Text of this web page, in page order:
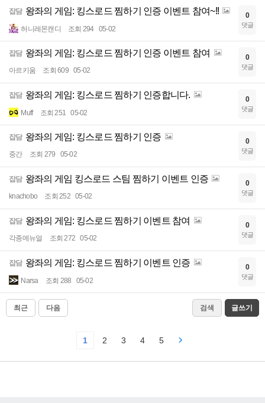
잡담 왕좌의 게임: 킹스로드 찜하기 인증 이벤트 참여~!!
허니레몬캔디 조회 294 05-02
0
댓글
잡담 왕좌의 게임: 킹스로드 찜하기 인증 이벤트 참여
아르키움 조회 609 05-02
0
댓글
잡담 왕좌의 게임: 킹스로드 찜하기 인증합니다.
Muff 조회 251 05-02
0
댓글
잡담 왕좌의 게임: 킹스로드 찜하기 인증
중간 조회 279 05-02
0
댓글
잡담 왕좌의 게임 킹스로드 스팀 찜하기 이벤트 인증
knachobo 조회 252 05-02
0
댓글
잡담 왕좌의 게임: 킹스로드 찜하기 이벤트 참여
각종메뉴얼 조회 272 05-02
0
댓글
잡담 왕좌의 게임: 킹스로드 찜하기 이벤트 인증
Narsa 조회 288 05-02
0
댓글
최근 다음 검색 글쓰기
1 2 3 4 5